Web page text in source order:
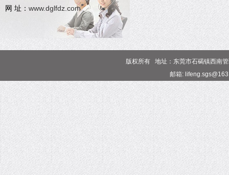
网 址： www.dglfdz.com
版权所有 地址：东莞市石碣镇西南
邮箱: